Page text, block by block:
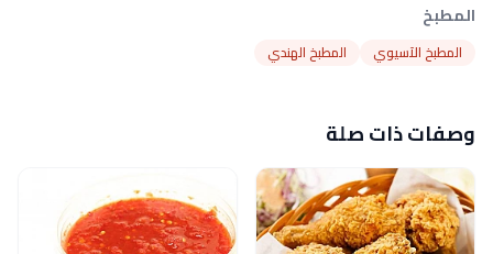
المطبخ
المطبخ الآسيوي المطبخ الهندي
وصفات ذات صلة